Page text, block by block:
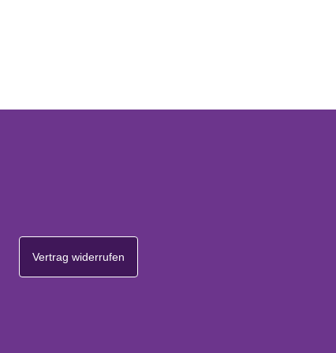
Vertrag widerrufen